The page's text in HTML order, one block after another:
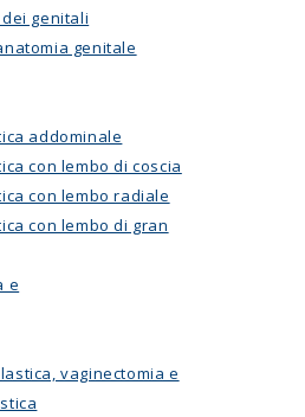
genitali
genitale
addominale
con lembo di coscia
con lembo radiale
con lembo di gran
e
vaginectomia e